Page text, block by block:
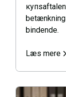
bindende.
Læs mere